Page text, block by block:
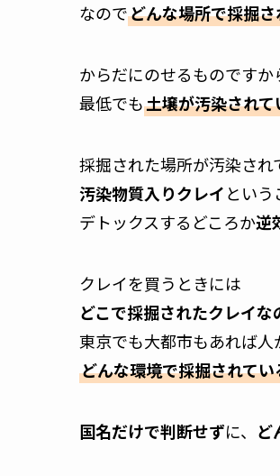
なのでどんな場所で採掘
からだにのせるものですか
最低でも土壌が汚染され
採掘された場所が汚染さ
汚染物質入りクレイという
デトックスするどころか逆
クレイを買うときには
どこで採掘されたクレイな
東京でも大都市もあれば
どんな環境で採掘されて
国名だけで判断せずに、 ど